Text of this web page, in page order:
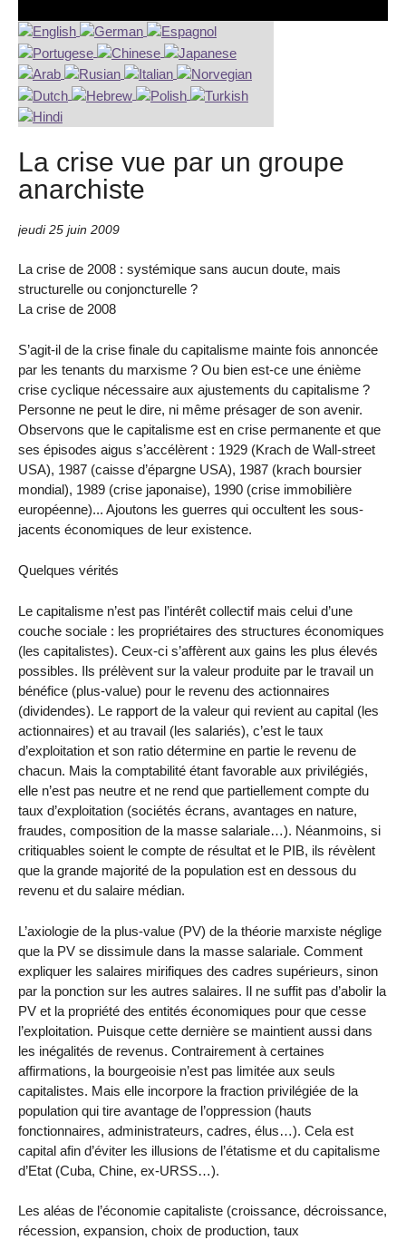
La crise vue par un groupe
anarchiste
jeudi 25 juin 2009
La crise de 2008 : systémique sans aucun doute, mais
structurelle ou conjoncturelle ?
La crise de 2008
S’agit-il de la crise finale du capitalisme mainte fois annoncée
par les tenants du marxisme ? Ou bien est-ce une énième
crise cyclique nécessaire aux ajustements du capitalisme ?
Personne ne peut le dire, ni même présager de son avenir.
Observons que le capitalisme est en crise permanente et que
ses épisodes aigus s’accélèrent : 1929 (Krach de Wall-street
USA), 1987 (caisse d’épargne USA), 1987 (krach boursier
mondial), 1989 (crise japonaise), 1990 (crise immobilière
européenne)... Ajoutons les guerres qui occultent les sous-
jacents économiques de leur existence.
Quelques vérités
Le capitalisme n’est pas l’intérêt collectif mais celui d’une
couche sociale : les propriétaires des structures économiques
(les capitalistes). Ceux-ci s’affèrent aux gains les plus élevés
possibles. Ils prélèvent sur la valeur produite par le travail un
bénéfice (plus-value) pour le revenu des actionnaires
(dividendes). Le rapport de la valeur qui revient au capital (les
actionnaires) et au travail (les salariés), c’est le taux
d’exploitation et son ratio détermine en partie le revenu de
chacun. Mais la comptabilité étant favorable aux privilégiés,
elle n’est pas neutre et ne rend que partiellement compte du
taux d’exploitation (sociétés écrans, avantages en nature,
fraudes, composition de la masse salariale…). Néanmoins, si
critiquables soient le compte de résultat et le PIB, ils révèlent
que la grande majorité de la population est en dessous du
revenu et du salaire médian.
L’axiologie de la plus-value (PV) de la théorie marxiste néglige
que la PV se dissimule dans la masse salariale. Comment
expliquer les salaires mirifiques des cadres supérieurs, sinon
par la ponction sur les autres salaires. Il ne suffit pas d’abolir la
PV et la propriété des entités économiques pour que cesse
l’exploitation. Puisque cette dernière se maintient aussi dans
les inégalités de revenus. Contrairement à certaines
affirmations, la bourgeoisie n’est pas limitée aux seuls
capitalistes. Mais elle incorpore la fraction privilégiée de la
population qui tire avantage de l’oppression (hauts
fonctionnaires, administrateurs, cadres, élus…). Cela est
capital afin d’éviter les illusions de l’étatisme et du capitalisme
d’Etat (Cuba, Chine, ex-URSS…).
Les aléas de l’économie capitaliste (croissance, décroissance,
récession, expansion, choix de production, taux